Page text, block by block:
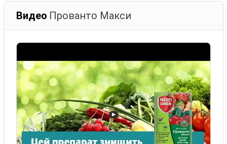
Видео Прованто Макси
▶